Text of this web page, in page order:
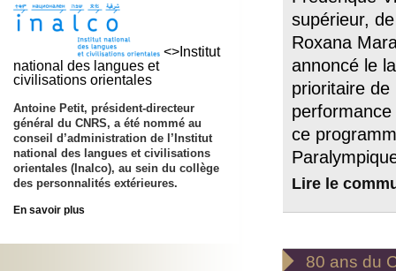
<>Institut
national des langues et
civilisations orientales
Antoine Petit, président-directeur
général du CNRS, a été nommé au
conseil d’administration de l’Institut
national des langues et civilisations
orientales (Inalco), au sein du collège
des personnalités extérieures.
En savoir plus
supérieur,
Roxana
annoncé le
prioritaire
ce
Lire le
 80 ans du